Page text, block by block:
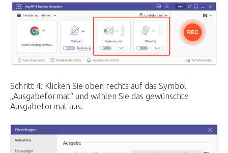
Schritt 4: Klicken Sie oben rechts auf das Symbol
„Ausgabeformat“ und wählen Sie das gewünschte
Ausgabeformat aus.